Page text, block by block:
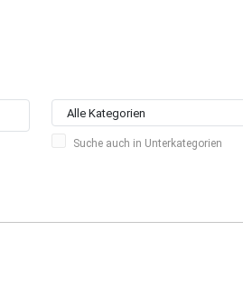
Suche auch in Unterkategorien